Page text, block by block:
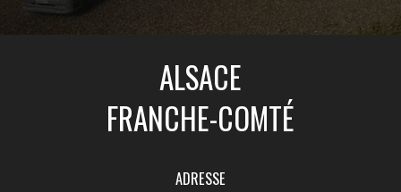
ALSACE
FRANCHE-COMTÉ
ADRESSE